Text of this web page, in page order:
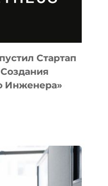
Стартап
Инженера»